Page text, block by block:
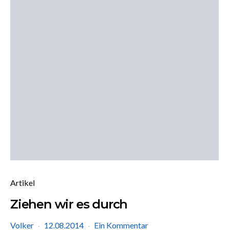
Artikel
Ziehen wir es durch
Volker 12.08.2014 Ein Kommentar